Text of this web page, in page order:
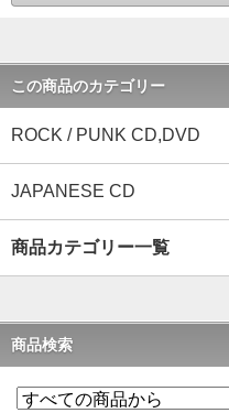
この商品のカテゴリー
ROCK / PUNK CD,DVD
JAPANESE CD
商品カテゴリー一覧
商品検索